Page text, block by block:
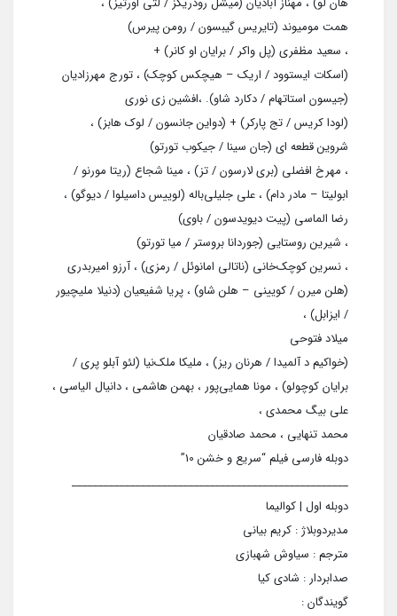
همت مومیوند (تایریس گیبسون / رومن پیرس)
، سعید مظفری (پل واکر / برایان او کانر) +
(اسکات ایستوود / اریک – هیچکس کوچک) ، تورج مهرزادیان
(جیسون استاتهام / دکارد شاو). ،افشین زی‌ نوری
(لودا کريس / تج پارکر) + (دواین جانسون / لوک هابز) ،
شروین قطعه‌ ای (جان سینا / جیکوب تورتو)
، مهرخ افضلی (بری لارسون / تز) ، مینا شجاع (ریتا مورنو /
ابولیتا – مادر دام) ، علی جلیلی‌باله (لوییس داسیلوا / دیوگو) ،
رضا الماسی (پیت دیویدسون / باوی)
، شیرین روستایی (جوردانا بروستر / میا تورتو)
، نسرین کوچک‌خانی (ناتالی امانوئل / رمزی) ، آرزو امیربدری
(هلن میرن / کویینی – هلن شاو) ، پریا شفیعیان (دنیلا ملیچیور
/ ایزابل) ،
میلاد فتوحی
(خواکیم د آلمیدا / هرنان ریز) ، ملیکا ملک‌نیا (لئو آبلو پری /
برایان کوچولو) ، مونا همایی‌پور ، بهمن هاشمی ، دانیال الیاسی ،
علی بیگ‌ محمدی ،
محمد تنهایی ، محمد صادقیان
دوبله فارسی فیلم “سریع و خشن 10”
____________________________________________________
دوبله اول | کوالیما
مدیردوبلاژ : کریم بیانی
مترجم : سیاوش شهبازی
صدابردار : شادی کیا
گویندگان :